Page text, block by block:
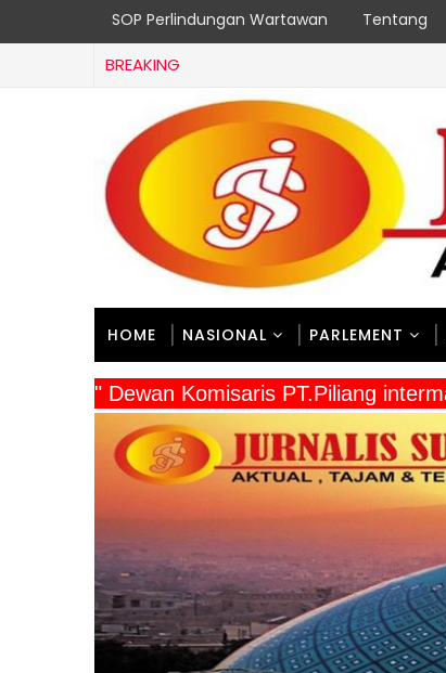
SOP Perlindungan Wartawan Tentang
BREAKING
HOME NASIONAL PARLEMENT
" Dewan Komisaris PT.Piliang